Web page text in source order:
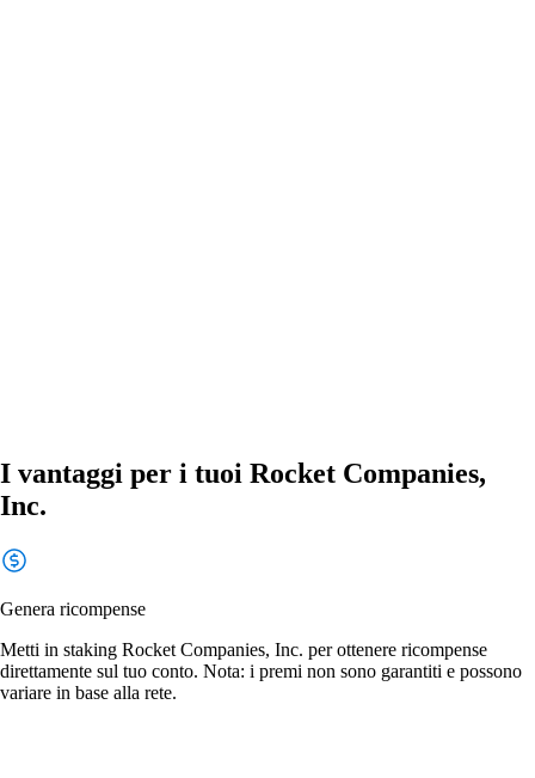
I vantaggi per i tuoi Rocket Companies,
Inc.
Genera ricompense
Metti in staking Rocket Companies, Inc. per ottenere ricompense
direttamente sul tuo conto. Nota: i premi non sono garantiti e possono
variare in base alla rete.